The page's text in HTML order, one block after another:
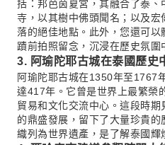
括：邦芭茵夏宮，其融合了泰
寺，以其樹中佛頭聞名；以及宏
落的絕佳地點。此外，您還可
蹟前拍照留念，沉浸在歷史氛圍
3. 阿瑜陀耶古城在泰國歷史
阿瑜陀耶古城在1350年至1767
達417年。它曾是世界上最繁榮
貿易和文化交流中心。這段時
的鼎盛發展，留下了大量珍貴
織列為世界遺產，是了解泰國輝